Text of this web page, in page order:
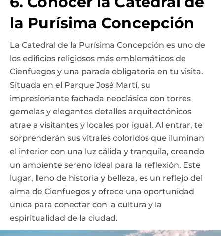
la Purísima Concepción
La Catedral de la Purísima Concepción es uno de
los edificios religiosos más emblemáticos de
Cienfuegos y una parada obligatoria en tu visita.
Situada en el Parque José Martí, su
impresionante fachada neoclásica con torres
gemelas y elegantes detalles arquitectónicos
atrae a visitantes y locales por igual. Al entrar, te
sorprenderán sus vitrales coloridos que iluminan
el interior con una luz cálida y tranquila, creando
un ambiente sereno ideal para la reflexión. Este
lugar, lleno de historia y belleza, es un reflejo del
alma de Cienfuegos y ofrece una oportunidad
única para conectar con la cultura y la
espiritualidad de la ciudad.